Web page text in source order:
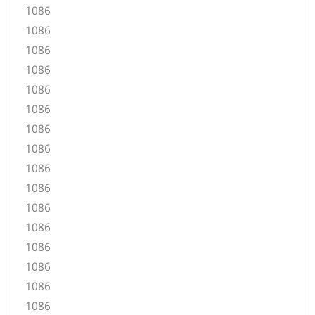
1086
1086
1086
1086
1086
1086
1086
1086
1086
1086
1086
1086
1086
1086
1086
1086